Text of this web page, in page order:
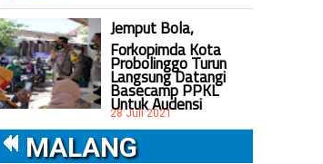
Jemput Bola,
Forkopimda Kota
Probolinggo Turun
Langsung Datangi
Basecamp PPKL
Untuk Audensi
28 Juli 2021
MALANG